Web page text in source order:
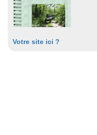
Votre site ici ?